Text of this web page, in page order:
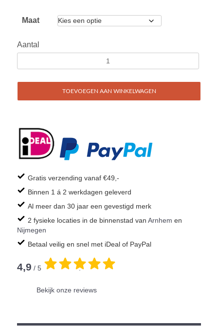
Maat
Aantal
TOEVOEGEN AAN WINKELWAGEN
Gratis verzending vanaf €49,-
Binnen 1 á 2 werkdagen geleverd
Al meer dan 30 jaar een gevestigd merk
2 fysieke locaties in de binnenstad van Arnhem en
Nijmegen
Betaal veilig en snel met iDeal of PayPal
4,9 / 5 .
Bekijk onze reviews